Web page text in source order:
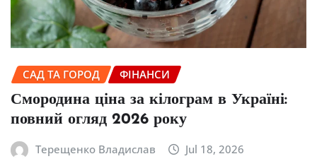
САД ТА ГОРОД ФІНАНСИ
Смородина ціна за кілограм в Україні:
повний огляд 2026 року
Терещенко Владислав Jul 18, 2026